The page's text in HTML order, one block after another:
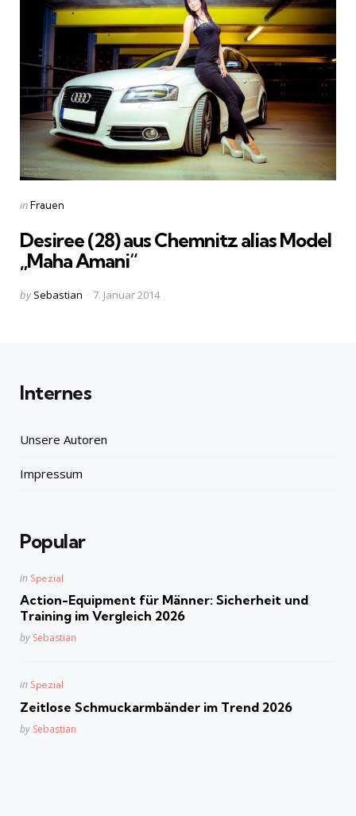
Categories
Posted
inFrauen
Desiree (28) aus Chemnitz alias Model
„Maha Amani“
Posted
by Sebastian 7. Januar 2014
Internes
Unsere Autoren
Impressum
Popular
Posted
in Spezial
Action-Equipment für Männer: Sicherheit und
Training im Vergleich 2026
Posted
by Sebastian
Posted
in Spezial
Zeitlose Schmuckarmbänder im Trend 2026
Posted
by Sebastian